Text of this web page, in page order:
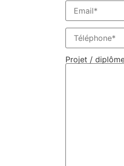
Projet /